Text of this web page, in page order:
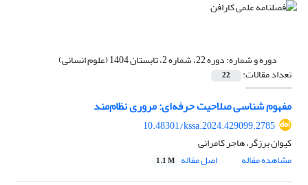
دوره و شماره:دوره 22، شماره 2، تابستان 1404 (علوم انسانی)
تعداد مقالات: 22
مفهوم شناسی صلاحیت حرفه‌ای: مروری نظام‌‌مند
10.48301/kssa.2024.429099.2785
کیوان برزگر، هاجر کامرانی
مشاهده مقاله
اصل مقاله 1.1 M